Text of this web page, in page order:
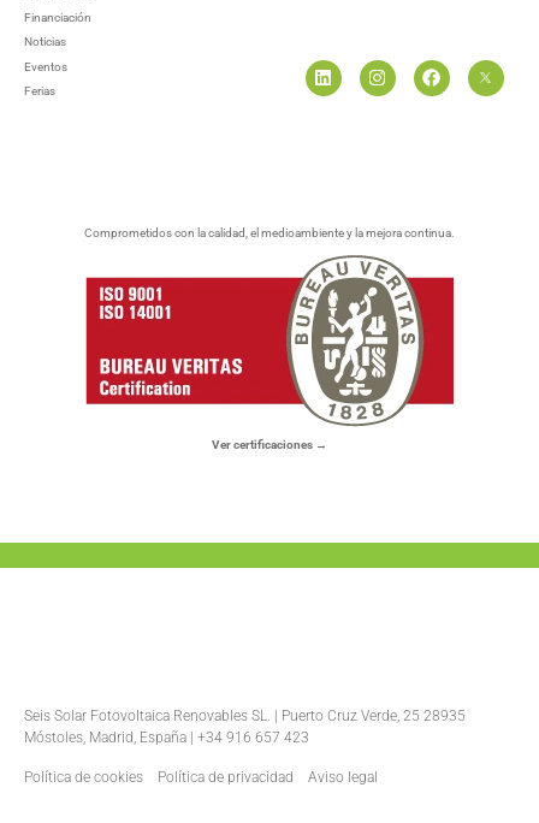
Financiación
Noticias
Eventos
Ferias
Comprometidos con la calidad, el medioambiente y la mejora continua.
Ver certificaciones →
Seis Solar Fotovoltaica Renovables SL. | Puerto Cruz Verde, 25 28935
Móstoles, Madrid, España | +34 916 657 423
Política de cookies Política de privacidad Aviso legal